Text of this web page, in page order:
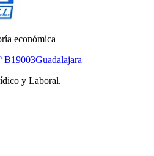
económica
B19003Guadalajara
y Laboral.